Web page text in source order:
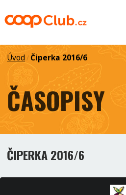
Úvod / Čiperka 2016/6
ČASOPISY
ČIPERKA 2016/6